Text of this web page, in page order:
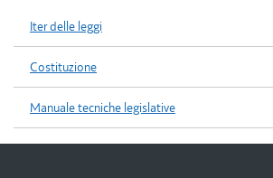
Iter delle leggi
Costituzione
Manuale tecniche legislative